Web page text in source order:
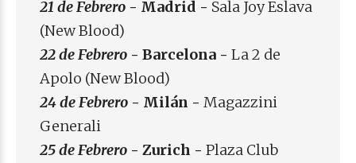
21 de Febrero - Madrid - Sala Joy Eslava
(New Blood)
22 de Febrero - Barcelona - La 2 de
Apolo (New Blood)
24 de Febrero - Milán - Magazzini
Generali
25 de Febrero - Zurich - Plaza Club